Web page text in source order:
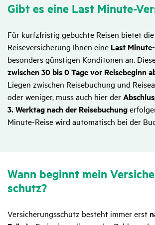
Gibt es eine Last Minute-
Für kurfzfristig gebuchte Reisen bietet
Reiseversicherung Ihnen eine Last
besonders günstigen Konditonen an.
zwischen 30 bis 0 Tage vor Reisebeginn
Liegen zwischen Reisebuchung und
oder weniger, muss auch hier der
3. Werktag nach der Reisebuchung
Minute-Reise wird automatisch bei der
Wann beginnt mein
schutz?
Versicherungsschutz besteht immer erst